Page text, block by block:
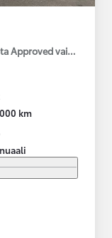
Approved
km